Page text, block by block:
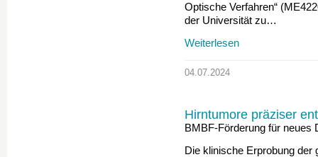
Optische Verfahren“
der Universität zu…
Weiterlesen
04.07.2024
Hirntumore präziser
BMBF-Förderung für neues
Die klinische Erprobung